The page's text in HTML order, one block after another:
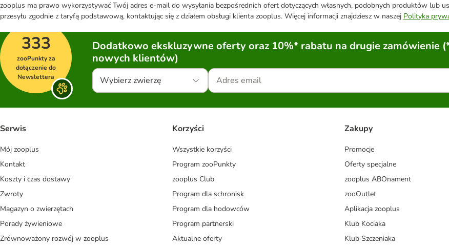
zooplus ma prawo wykorzystywać Twój adres e-mail do wysyłania bezpośrednich ofert dotyczących własnych, podobnych produktów lub
przesyłu zgodnie z taryfą podstawową, kontaktując się z działem obsługi klienta zooplus. Więcej informacji znajdziesz w naszej Polityka
333
zooPunkty za
dołączenie do
Newslettera
Dodatkowo ekskluzywne oferty oraz 10%* rabatu na drugie zamówienie
nowych klientów)
Wybierz zwierzę
Serwis
Mój zooplus
Kontakt
Koszty i czas dostawy
Zwroty
Magazyn o zwierzętach
Porady żywieniowe
Zrównoważony rozwój w zooplus
Korzyści
Wszystkie korzyści
Program zooPunkty
zooplus Club
Program dla schronisk
Program dla hodowców
Program partnerski
Aktualne oferty
Zakupy
Promocje
Oferty specjalne
zooplus ABOnament
zooOutlet
Aplikacja zooplus
Klub Kociaka
Klub Szczeniaka